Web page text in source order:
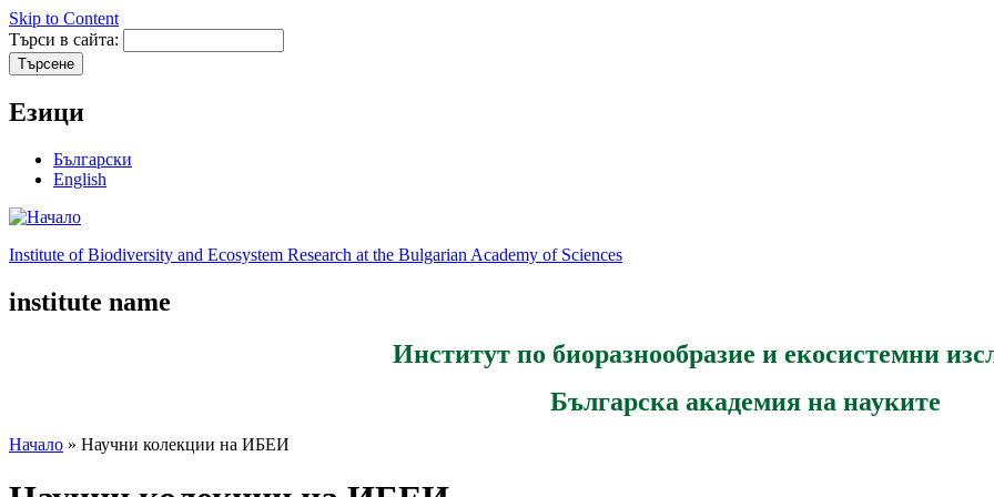
Skip to Content
Търси в сайта:
Езици
Български
English
Institute of Biodiversity and Ecosystem Research at the Bulgarian Academy of Sciences
institute name
Институт по биоразнообразие и екосистемни
Българска академия на науките
Начало » Научни колекции на ИБЕИ